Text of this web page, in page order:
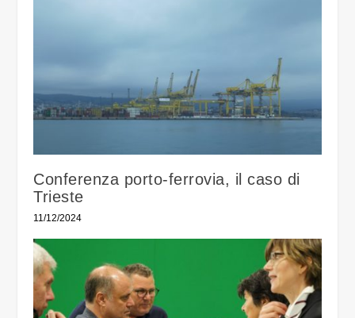
Conferenza porto-ferrovia, il caso di
Trieste
11/12/2024